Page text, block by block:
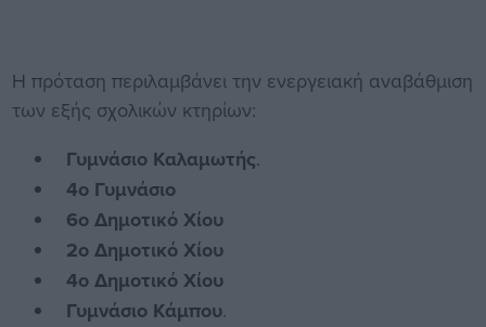
Η πρόταση περιλαμβάνει την ενεργειακή αναβάθμιση
των εξής σχολικών κτηρίων:
Γυμνάσιο Καλαμωτής.
4ο Γυμνάσιο
6ο Δημοτικό Χίου
2ο Δημοτικό Χίου
4ο Δημοτικό Χίου
Γυμνάσιο Κάμπου.